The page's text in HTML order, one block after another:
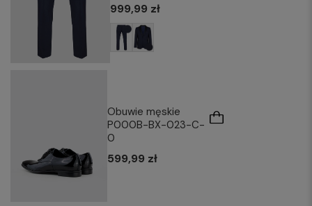
999,99 zł
Obuwie męskie
P000B-BX-023-C-
0
599,99 zł